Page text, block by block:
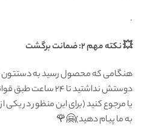
.
💥 نکته مهم 2: ضمانت برگشت
هنگامی که محصول رسید به دستتون
دوستش نداشتید تا ۲۴
یا مرجوع کنید (برای این منظور در
به ما پیام دهید)🤗🌹